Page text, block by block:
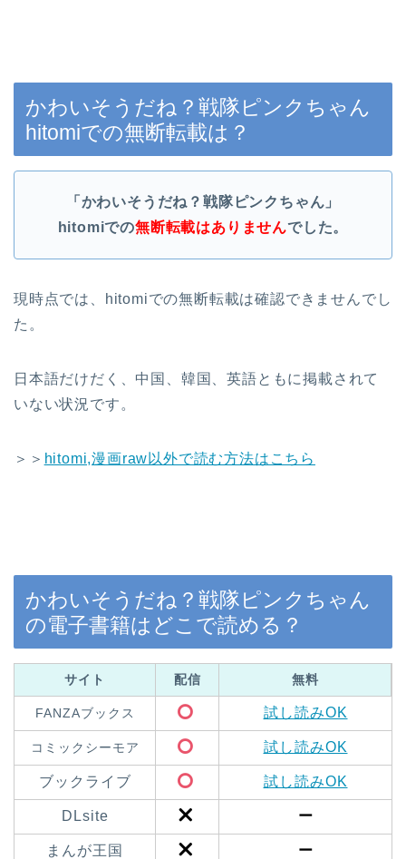
かわいそうだね？戦隊ピンクちゃん
hitomiでの無断転載は？
「かわいそうだね？戦隊ピンクちゃん」
hitomiでの無断転載はありませんでした。
現時点では、hitomiでの無断転載は確認できませんでし
た。
日本語だけだく、中国、韓国、英語ともに掲載されて
いない状況です。
＞＞ hitomi,漫画raw以外で読む方法はこちら
かわいそうだね？戦隊ピンクちゃん
の電子書籍はどこで読める？
サイト 配信 無料
FANZAブックス 試し読みOK
コミックシーモア 試し読みOK
ブックライブ 試し読みOK
DLsite ー
まんが王国 ー